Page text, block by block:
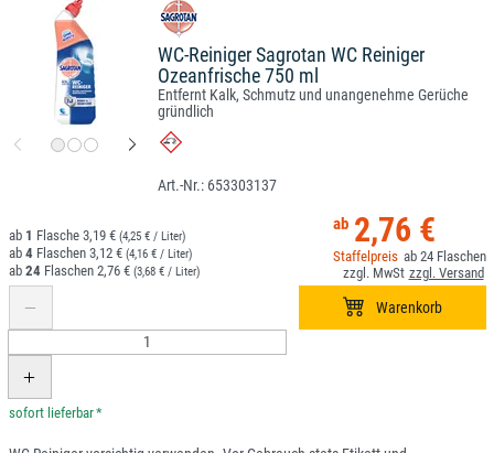
WC-Reiniger Sagrotan WC Reiniger
Ozeanfrische 750 ml
Entfernt Kalk, Schmutz und unangenehme Gerüche
gründlich
653303137
2,76 €
24
1 3,19 € (4,25 € / Liter)
4 3,12 € (4,16 € / Liter)
24 2,76 € (3,68 € / Liter)
*